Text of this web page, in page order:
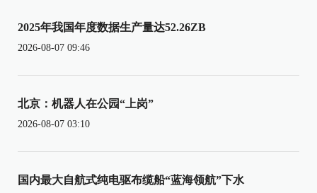
2025年我国年度数据生产量达52.26ZB
2026-08-07 09:46
北京：机器人在公园“上岗”
2026-08-07 03:10
国内最大自航式纯电驱布缆船“蓝海领航”下水